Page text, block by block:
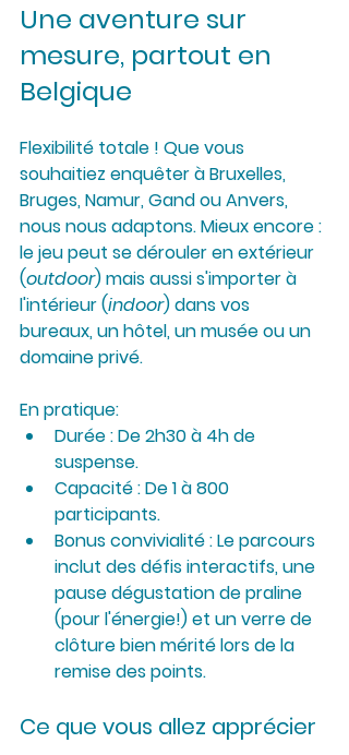
Une aventure sur
mesure, partout en
Belgique
Flexibilité totale ! Que vous
souhaitiez enquêter à Bruxelles,
Bruges, Namur, Gand ou Anvers,
nous nous adaptons. Mieux encore :
le jeu peut se dérouler en extérieur
(outdoor) mais aussi s'importer à
l'intérieur (indoor) dans vos
bureaux, un hôtel, un musée ou un
domaine privé.
En pratique:
Durée : De 2h30 à 4h de
suspense.
Capacité : De 1 à 800
participants.
Bonus convivialité : Le parcours
inclut des défis interactifs, une
pause dégustation de praline
(pour l'énergie!) et un verre de
clôture bien mérité lors de la
remise des points.
Ce que vous allez apprécier